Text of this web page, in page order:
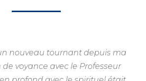
nouveau tournant depuis ma
voyance avec le Professeur